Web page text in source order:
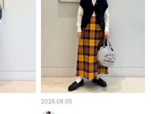
2026.08.05